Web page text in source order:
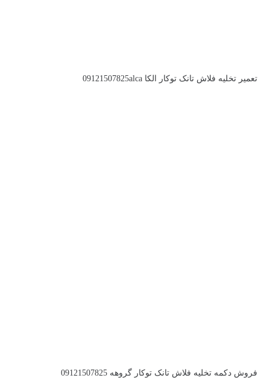
تعمیر تخلیه فلاش تانک توکار الکا 09121507825alca
فروش دکمه تخلیه فلاش تانک توکار گروهه 09121507825